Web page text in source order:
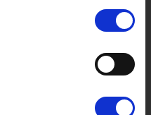
consenso in qualsiasi
cookie o facendo clic
sulla tua posizione
for initial teacher training,